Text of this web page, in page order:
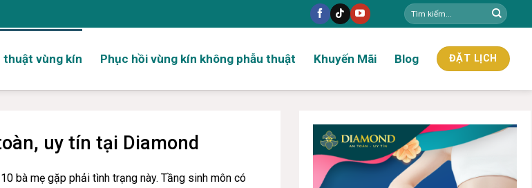
thuật vùng kín Phục hồi vùng kín không phẫu thuật Khuyến Mãi Blog ĐẶT LỊCH
uy tín tại Diamond
bà mẹ gặp phải tình trạng này. Tầng sinh môn có